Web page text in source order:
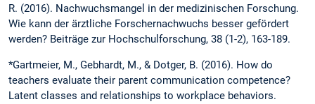
R. (2016). Nachwuchsmangel in der medizinischen Forschung.
Wie kann der ärztliche Forschernachwuchs besser gefördert
werden? Beiträge zur Hochschul­forschung, 38 (1-2), 163-189.
*Gartmeier, M., Gebhardt, M., & Dotger, B. (2016). How do
teachers evaluate their parent communication competence?
Latent classes and relationships to workplace behaviors.